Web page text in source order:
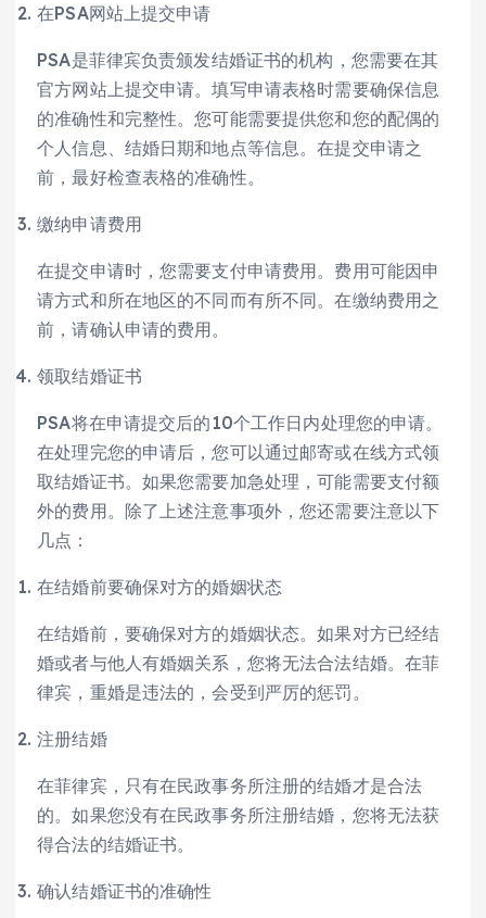
在PSA网站上提交申请
PSA是菲律宾负责颁发结婚证书的机构，您需要在其
官方网站上提交申请。填写申请表格时需要确保信息
的准确性和完整性。您可能需要提供您和您的配偶的
个人信息、结婚日期和地点等信息。在提交申请之
前，最好检查表格的准确性。
缴纳申请费用
在提交申请时，您需要支付申请费用。费用可能因申
请方式和所在地区的不同而有所不同。在缴纳费用之
前，请确认申请的费用。
领取结婚证书
PSA将在申请提交后的10个工作日内处理您的申请。
在处理完您的申请后，您可以通过邮寄或在线方式领
取结婚证书。如果您需要加急处理，可能需要支付额
外的费用。除了上述注意事项外，您还需要注意以下
几点：
在结婚前要确保对方的婚姻状态
在结婚前，要确保对方的婚姻状态。如果对方已经结
婚或者与他人有婚姻关系，您将无法合法结婚。在菲
律宾，重婚是违法的，会受到严厉的惩罚。
注册结婚
在菲律宾，只有在民政事务所注册的结婚才是合法
的。如果您没有在民政事务所注册结婚，您将无法获
得合法的结婚证书。
确认结婚证书的准确性